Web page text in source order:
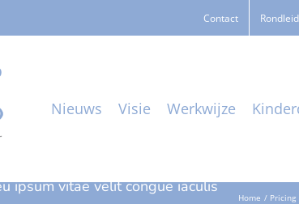
Contact
Nieuws Visie Werkwijze
ipsum vitae velit congue iaculis
Home Pricing